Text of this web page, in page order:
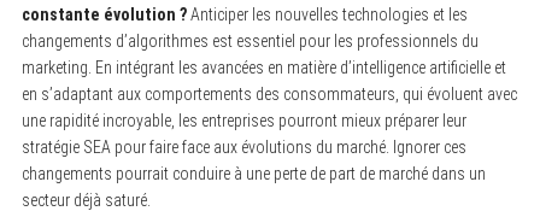
constante évolution ?Anticiper les nouvelles technologies et les
changements d’algorithmes est essentiel pour les professionnels du
marketing. En intégrant les avancées en matière d’intelligence artificielle et
en s’adaptant aux comportements des consommateurs, qui évoluent avec
une rapidité incroyable, les entreprises pourront mieux préparer leur
stratégie SEA pour faire face aux évolutions du marché. Ignorer ces
changements pourrait conduire à une perte de part de marché dans un
secteur déjà saturé.